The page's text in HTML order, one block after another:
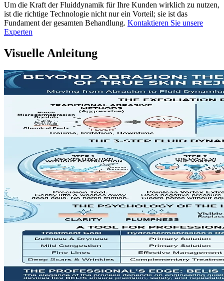
Um die Kraft der Fluiddynamik für Ihre Kunden wirklich zu nutzen,
ist die richtige Technologie nicht nur ein Vorteil; sie ist das
Fundament der gesamten Behandlung. Kontaktieren Sie unsere
Experten
Visuelle Anleitung